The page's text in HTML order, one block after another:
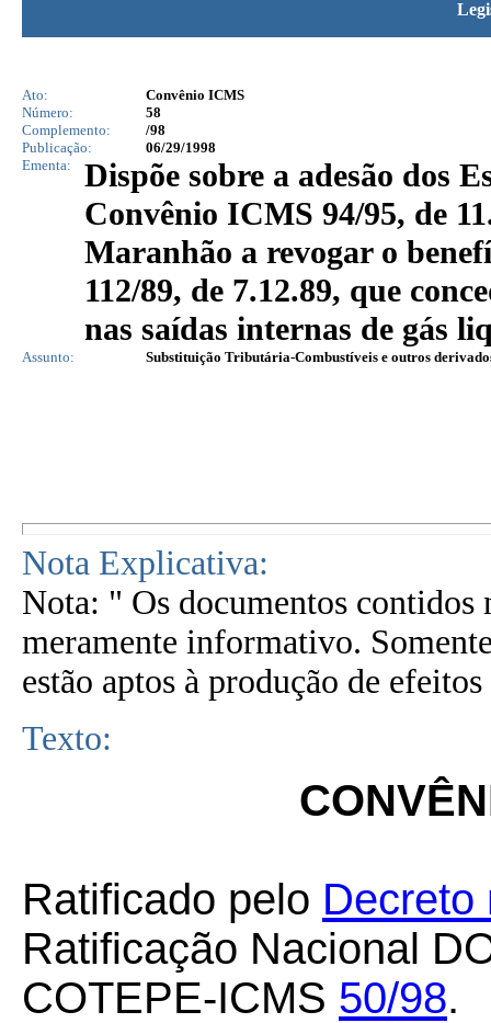
Ato:
Convênio ICMS
Número:
58
Complemento:
/98
Publicação:
06/29/1998
Ementa:
Dispõe sobre a adesão dos
Convênio ICMS 94/95, de
Maranhão a revogar o
112/89, de 7.12.89, que
nas saídas internas de gás
Assunto: Substituição Tributária-Combustíveis e outros
Nota Explicativa:
Nota: " Os documentos contidos
meramente informativo.
estão aptos à produção de
Texto:
Ratificado pelo Decreto
Ratificação Nacional
COTEPE-ICMS 50/98.